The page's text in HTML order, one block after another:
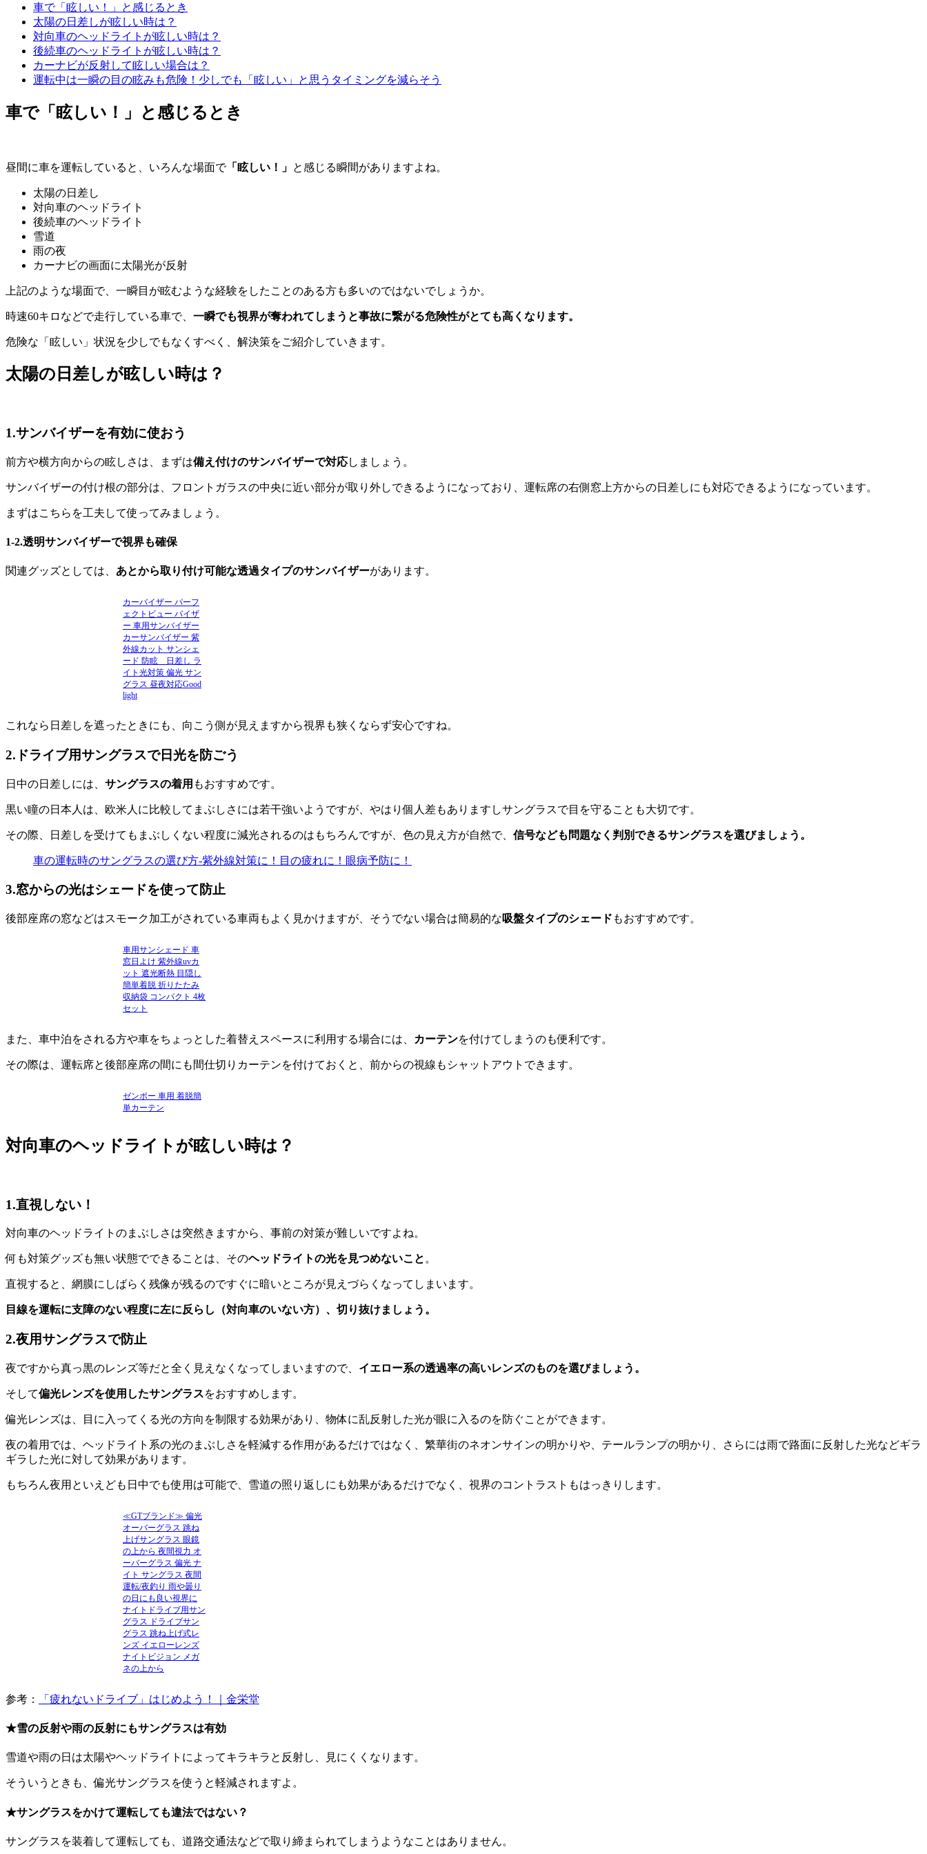
車で「眩しい！」と感じるとき
太陽の日差しが眩しい時は？
対向車のヘッドライトが眩しい時は？
後続車のヘッドライトが眩しい時は？
カーナビが反射して眩しい場合は？
運転中は一瞬の目の眩みも危険！少しでも「眩しい」と思うタイミングを減らそう
車で「眩しい！」と感じるとき
昼間に車を運転していると、いろんな場面で「眩しい！」 と感じる瞬間がありますよね。
太陽の日差し
対向車のヘッドライト
後続車のヘッドライト
雪道
雨の夜
カーナビの画面に太陽光が反射
上記のような場面で、一瞬目が眩むような経験をしたことのある方も多いのではないでしょうか。
時速60キロなどで走行している車で、 一瞬でも視界が奪われてしまうと事故に繋がる危険性がとても高くなります。
危険な「眩しい」状況を少しでもなくすべく、解決策をご紹介していきます。
太陽の日差しが眩しい時は？
1.サンバイザーを有効に使おう
前方や横方向からの眩しさは、まずは備え付けのサンバイザーで対応しましょう。
サンバイザーの付け根の部分は、フロントガラスの中央に近い部分が取り外しできるようになっており、運転席の右側窓上方からの日差しにも対応できるようになっています。
まずはこちらを工夫して使ってみましょう。
1-2.透明サンバイザーで視界も確保
関連グッズとしては、 あとから取り付け可能な透過タイプのサンバイザーがあります。
カーバイザー パーフ
ェクトビュー バイザ
ー 車用サンバイザー
カーサンバイザー 紫
外線カット サンシェ
ード 防眩 日差し ラ
イト光対策 偏光 サン
グラス 昼夜対応Good
light
これなら日差しを遮ったときにも、向こう側が見えますから視界も狭くならず安心ですね。
2.ドライブ用サングラスで日光を防ごう
日中の日差しには、 サングラスの着用 もおすすめです。
黒い瞳の日本人は、欧米人に比較してまぶしさには若干強いようですが、やはり個人差もありますしサングラスで目を守ることも大切です。
その際、日差しを受けてもまぶしくない程度に減光されるのはもちろんですが、色の見え方が自然で、 信号なども問題なく判別できるサングラスを選びましょう。
車の運転時のサングラスの選び方-紫外線対策に！目の疲れに！眼病予防に！
3.窓からの光はシェードを使って防止
後部座席の窓などはスモーク加工がされている車両もよく見かけますが、そうでない場合は簡易的な吸盤タイプのシェード もおすすめです。
車用サンシェード 車
窓日よけ 紫外線uvカ
ット 遮光断熱 目隠し
簡単着脱 折りたたみ
収納袋 コンパクト 4枚
セット
また、車中泊をされる方や車をちょっとした着替えスペースに利用する場合には、 カーテンを付けてしまうのも便利です。
その際は、運転席と後部座席の間にも間仕切りカーテンを付けておくと、前からの視線もシャットアウトできます。
ゼンポー 車用 着脱簡
単カーテン
対向車のヘッドライトが眩しい時は？
1.直視しない！
対向車のヘッドライトのまぶしさは突然きますから、事前の対策が難しいですよね。
何も対策グッズも無い状態でできることは、そのヘッドライトの光を見つめないこと。
直視すると、網膜にしばらく残像が残るのですぐに暗いところが見えづらくなってしまいます。
目線を運転に支障のない程度に左に反らし（対向車のいない方）、切り抜けましょう。
2.夜用サングラスで防止
夜ですから真っ黒のレンズ等だと全く見えなくなってしまいますので、 イエロー系の透過率の高いレンズのものを選びましょう。
そして偏光レンズを使用したサングラスをおすすめします。
偏光レンズは、目に入ってくる光の方向を制限する効果があり、物体に乱反射した光が眼に入るのを防ぐことができます。
夜の着用では、ヘッドライト系の光のまぶしさを軽減する作用があるだけではなく、繁華街のネオンサインの明かりや、テールランプの明かり、さらには雨で路面に反射した光などギラ
ギラした光に対して効果があります。
もちろん夜用といえども日中でも使用は可能で、雪道の照り返しにも効果があるだけでなく、視界のコントラストもはっきりします。
≪GTブランド≫ 偏光
オーバーグラス 跳ね
上げサングラス 眼鏡
の上から 夜間視力 オ
ーバーグラス 偏光 ナ
イト サングラス 夜間
運転/夜釣り 雨や曇り
の日にも良い視界に
ナイトドライブ用サン
グラス ドライブサン
グラス 跳ね上げ式レ
ンズ イエローレンズ
ナイトビジョン メガ
ネの上から
参考： 「疲れないドライブ」はじめよう！｜金栄堂
★雪の反射や雨の反射にもサングラスは有効
雪道や雨の日は太陽やヘッドライトによってキラキラと反射し、見にくくなります。
そういうときも、偏光サングラスを使うと軽減されますよ。
★サングラスをかけて運転しても違法ではない？
サングラスを装着して運転しても、道路交通法などで取り締まられてしまうようなことはありません。